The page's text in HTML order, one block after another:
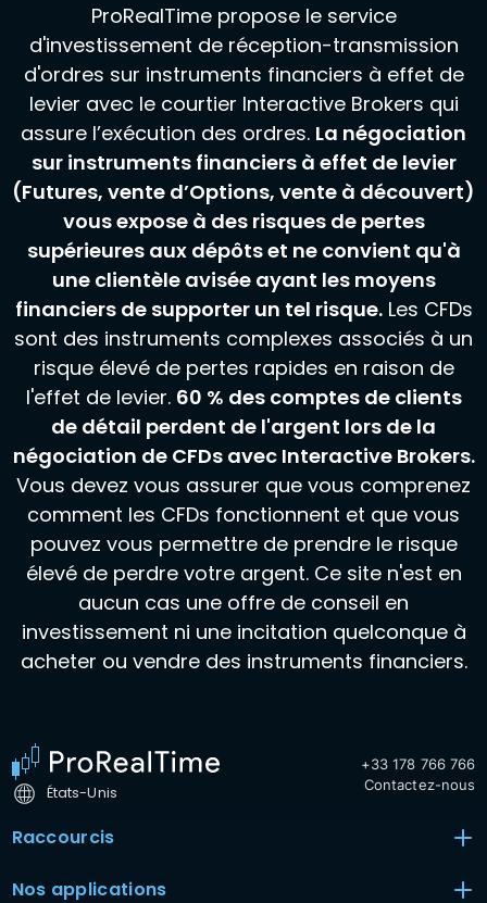
ProRealTime propose le service
d'investissement de réception-transmission
d'ordres sur instruments financiers à effet de
levier avec le courtier Interactive Brokers qui
assure l’exécution des ordres. La négociation
sur instruments financiers à effet de levier
(Futures, vente d’Options, vente à découvert)
vous expose à des risques de pertes
supérieures aux dépôts et ne convient qu'à
une clientèle avisée ayant les moyens
financiers de supporter un tel risque.Les CFDs
sont des instruments complexes associés à un
risque élevé de pertes rapides en raison de
l'effet de levier. 60 % des comptes de clients
de détail perdent de l'argent lors de la
négociation de CFDs avec Interactive Brokers.
Vous devez vous assurer que vous comprenez
comment les CFDs fonctionnent et que vous
pouvez vous permettre de prendre le risque
élevé de perdre votre argent. Ce site n'est en
aucun cas une offre de conseil en
investissement ni une incitation quelconque à
acheter ou vendre des instruments financiers.
États-Unis
+33 178 766 766
Contactez-nous
Raccourcis
Nos applications